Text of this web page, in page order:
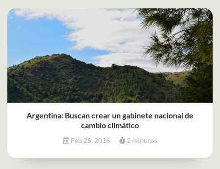
Argentina: Buscan crear un gabinete nacional de
cambio climático
Feb 25, 2016 2 minutos